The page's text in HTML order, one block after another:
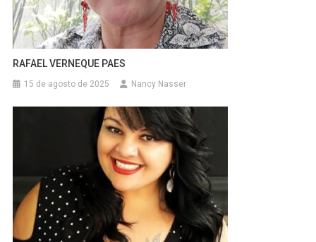
RAFAEL VERNEQUE PAES
15 de agosto de 2025 Nancy Nasser